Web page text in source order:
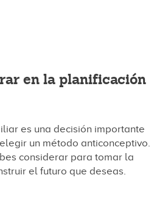
en la planificación
es una decisión importante
un método anticonceptivo.
considerar para tomar la
el futuro que deseas.